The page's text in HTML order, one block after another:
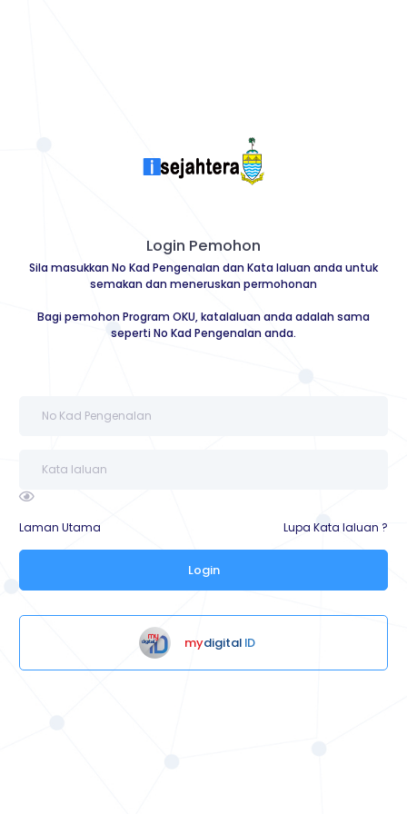
Login Pemohon
Sila masukkan No Kad Pengenalan dan Kata laluan anda untuk
semakan dan meneruskan permohonan
Bagi pemohon Program OKU, katalaluan anda adalah sama
seperti No Kad Pengenalan anda.
Laman Utama Lupa Kata laluan ?
Login
mydigitalID